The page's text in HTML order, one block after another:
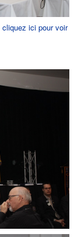
cliquez ici pour voir